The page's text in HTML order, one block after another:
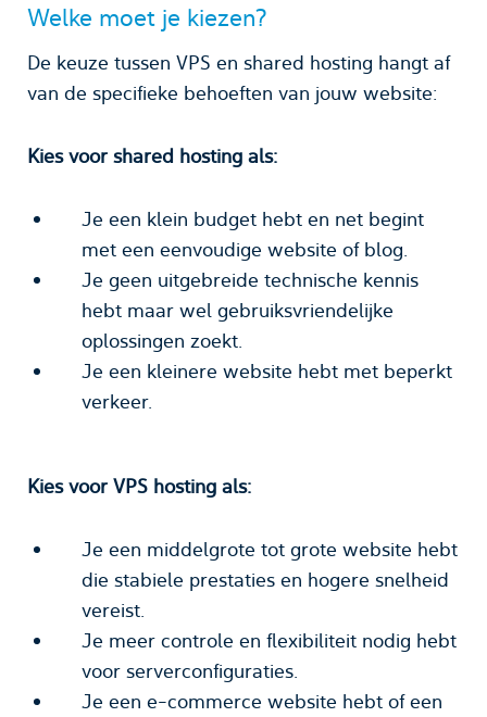
Welke moet je kiezen?
De keuze tussen VPS en shared hosting hangt af
van de specifieke behoeften van jouw website:
Kies voor shared hosting als:
Je een klein budget hebt en net begint
met een eenvoudige website of blog.
Je geen uitgebreide technische kennis
hebt maar wel gebruiksvriendelijke
oplossingen zoekt.
Je een kleinere website hebt met beperkt
verkeer.
Kies voor VPS hosting als:
Je een middelgrote tot grote website hebt
die stabiele prestaties en hogere snelheid
vereist.
Je meer controle en flexibiliteit nodig hebt
voor serverconfiguraties.
Je een e-commerce website hebt of een